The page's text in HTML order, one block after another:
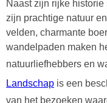
Naast zijn rijke
zijn prachtige natuur
velden, charmante
wandelpaden maken
natuurliefhebbers en
Landschap is een
van het bezoeken